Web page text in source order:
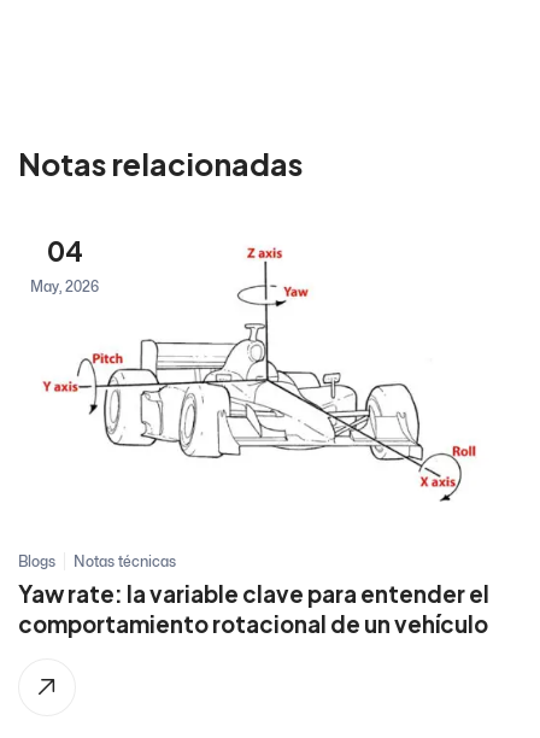
Notas relacionadas
04
May, 2026
Blogs Notas técnicas
Yaw rate: la variable clave para entender el
comportamiento rotacional de un vehículo